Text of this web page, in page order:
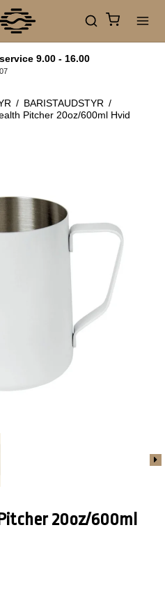
9.00 - 16.00
/ BARISTAUDSTYR /
Pitcher 20oz/600ml Hvid
20oz/600ml